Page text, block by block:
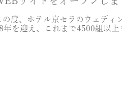
の度、ホテル京セラのウェディ
年を迎え、これまで4500組以